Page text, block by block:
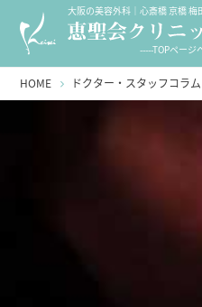
大阪の美容外科｜心斎橋 京橋 梅
-----TOPページ
HOME ドクター・スタッフコラム